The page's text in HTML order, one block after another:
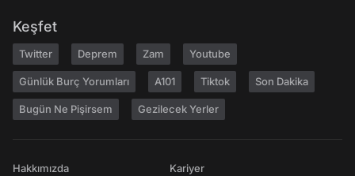
Keşfet
Twitter Deprem Zam Youtube
Günlük Burç Yorumları A101 Tiktok Son Dakika
Bugün Ne Pişirsem Gezilecek Yerler
Hakkımızda
Kariyer